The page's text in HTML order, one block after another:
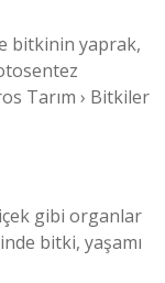
bitkinin yaprak,
Tarım › Bitkiler
gibi organlar
bitki, yaşamı